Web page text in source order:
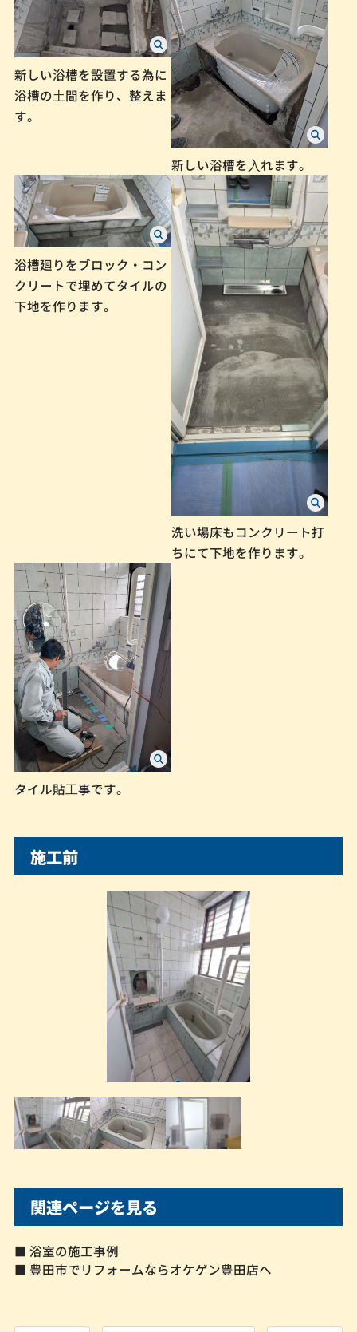
新しい浴槽を設置する為に
浴槽の⼟間を作り、整えま
す。
新しい浴槽を⼊れます。
浴槽廻りをブロック・コン
クリートで埋めてタイルの
下地を作ります。
洗い場床もコンクリート打
ちにて下地を作ります。
タイル貼⼯事です。
施工前
関連ページを見る
■ 浴室の施工事例
■ 豊田市でリフォームならオケゲン豊田店へ